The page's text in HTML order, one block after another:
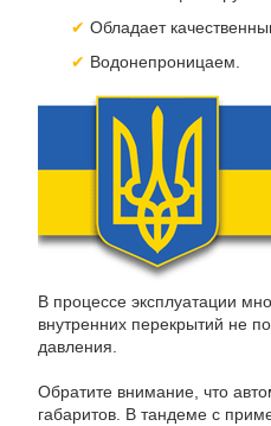
Обладает
Водонепроницаем.
В процессе эксплуатации
внутренних перекрытий не
давления.
Обратите внимание, что
габаритов. В тандеме с